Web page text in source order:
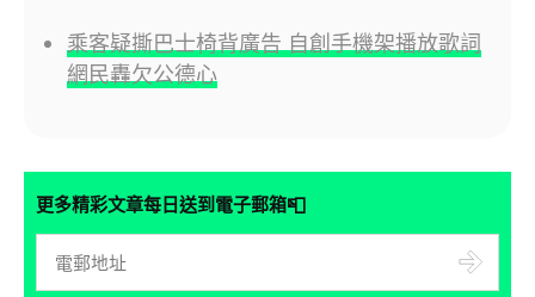
乘客疑撕巴士椅背廣告 自創手機架播放歌詞
網民轟欠公德心
更多精彩文章每日送到電子郵箱📮